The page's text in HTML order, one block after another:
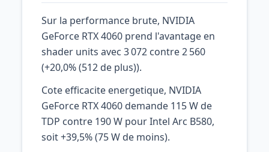
Sur la performance brute, NVIDIA
GeForce RTX 4060 prend l'avantage en
shader units avec 3 072 contre 2 560
(+20,0% (512 de plus)).
Cote efficacite energetique, NVIDIA
GeForce RTX 4060 demande 115 W de
TDP contre 190 W pour Intel Arc B580,
soit +39,5% (75 W de moins).